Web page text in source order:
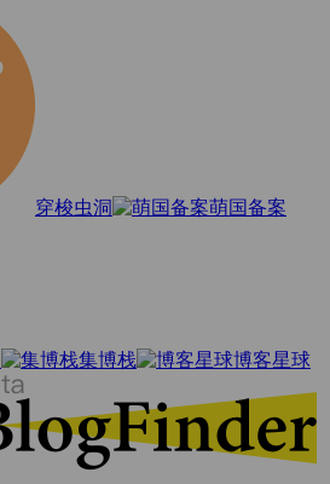
穿梭虫洞 萌国备案
集博栈 博客星球